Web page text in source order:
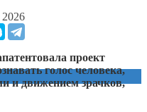
проект
голос человека,
и движением зрачков,